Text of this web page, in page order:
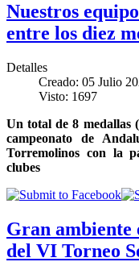
Nuestros
entre los diez
Detalles
Creado: 05 Julio
Visto: 1697
Un total de 8 medallas
campeonato de
Torremolinos con la
clubes
Gran ambiente
del VI Torneo